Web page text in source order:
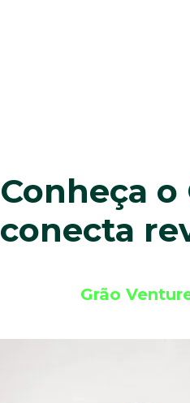
Conheça
conecta
Grão